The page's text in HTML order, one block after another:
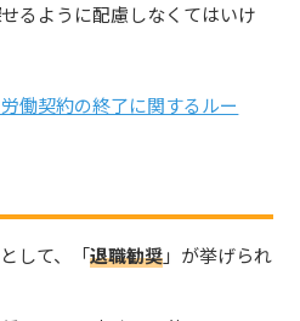
るように配慮しなくてはいけ
働契約の終了に関するルー
して、「退職勧奨」が挙げられ